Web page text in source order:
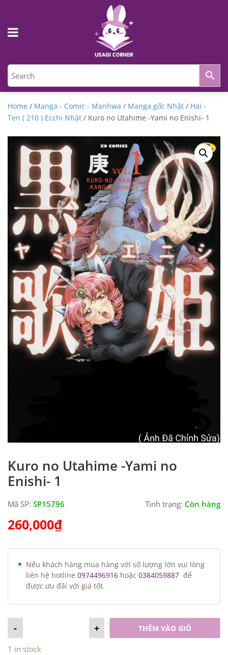
Home / Manga - Comic - Manhwa / Manga gốc Nhật / Hai -
Ten ( 210 ) Ecchi Nhật / Kuro no Utahime -Yami no Enishi- 1
Kuro no Utahime -Yami no
Enishi- 1
Mã SP: SP15796 Tình trạng: Còn hàng
260,000₫
Nếu khách hàng mua hàng với số lượng lớn vui lòng
liên hệ hotline 0974496916 hoặc 0384059887 để
được ưu đãi với giá tốt.
+
- THÊM VÀO GIỎ
1 in stock